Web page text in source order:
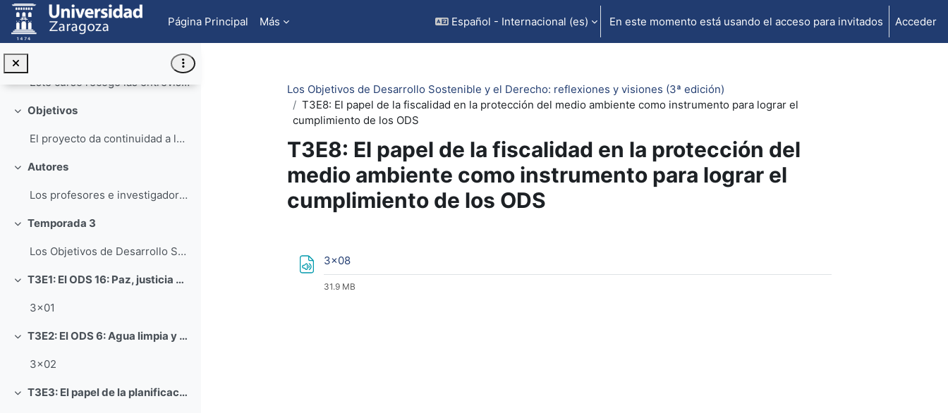
Salta al contenido principal
Página Principal
Más Español - Internacional ‎(es)‎ En este momento está usando el acceso para invitados Acceder
Colapsar
Fecha de última actualización: Noviembre de 2025
Colapsar
Presentación
Este curso recoge las entrevistas en formato de po...
Colapsar
Objetivos
El proyecto da continuidad a la iniciativa impulsa...
Colapsar
Autores
Los profesores e investigadores participantes en e...
Colapsar
Temporada 3
Los Objetivos de Desarrollo Sostenible y el Derecho: reflexiones y visiones (3ª edición)
Colapsar T3E1: El ODS 16: Paz, justicia e instituciones sólidas
3x01
Colapsar T3E2: El ODS 6: Agua limpia y saneamiento
3x02
Colapsar T3E3: El papel de la planificación hidrológica en la lucha contra el cambio climático: una intersección entre los ODS 6 y 13
Los Objetivos de Desarrollo Sostenible y el Derecho: reflexiones y visiones (3ª edición)
T3E8: El papel de la fiscalidad en la protección del medio ambiente como instrumento para lograr el
cumplimiento de los ODS
T3E8: El papel de la fiscalidad en la protección del
medio ambiente como instrumento para lograr el
cumplimiento de los ODS
3x08
31.9 MB